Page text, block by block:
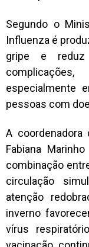
Segundo o
Influenza é
gripe e reduz
especialmente
pessoas com
A coordenadora
Fabiana
combinação
circulação
atenção
inverno
vírus